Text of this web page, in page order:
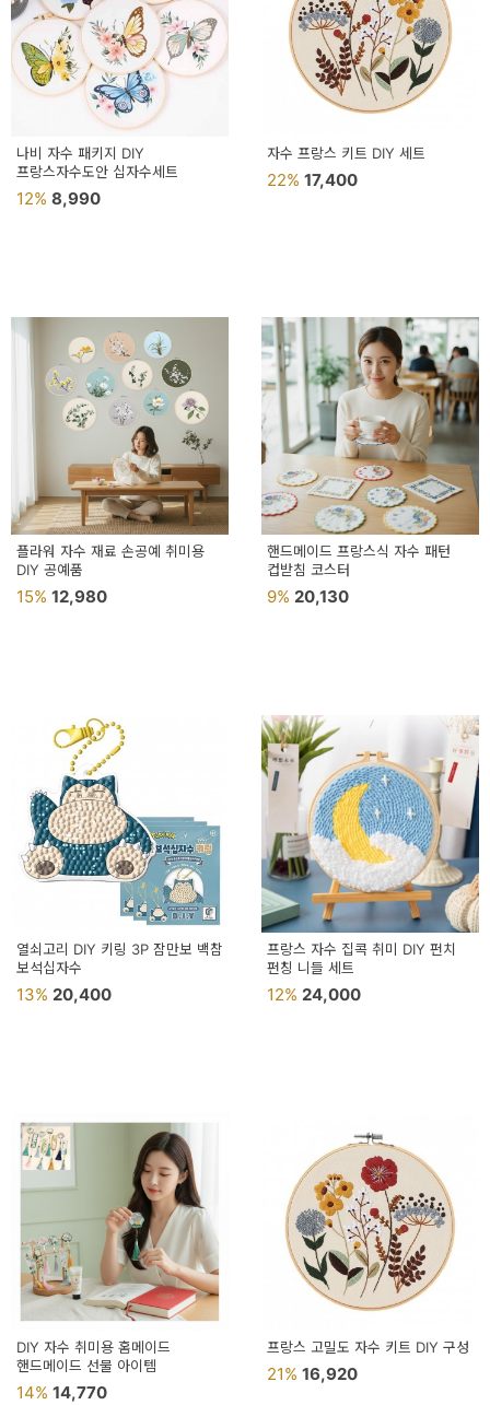
나비 자수 패키지 DIY
프랑스자수도안 십자수세트
12% 8,990
자수 프랑스 키트 DIY 세트
22% 17,400
플라워 자수 재료 손공예 취미용
DIY 공예품
15% 12,980
핸드메이드 프랑스식 자수 패턴
컵받침 코스터
9% 20,130
열쇠고리 DIY 키링 3P 잠만보 백참
보석십자수
13% 20,400
프랑스 자수 집콕 취미 DIY 펀치
펀칭 니들 세트
12% 24,000
DIY 자수 취미용 홈메이드
핸드메이드 선물 아이템
14% 14,770
프랑스 고밀도 자수 키트 DIY 구성
21% 16,920